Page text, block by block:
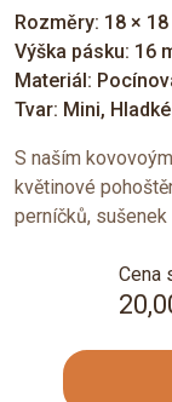
Rozměry: 18 ×
Výška pásku: 16
Materiál:
Tvar: Mini, Hladké
S naším
květinové
perníčků,
Cena